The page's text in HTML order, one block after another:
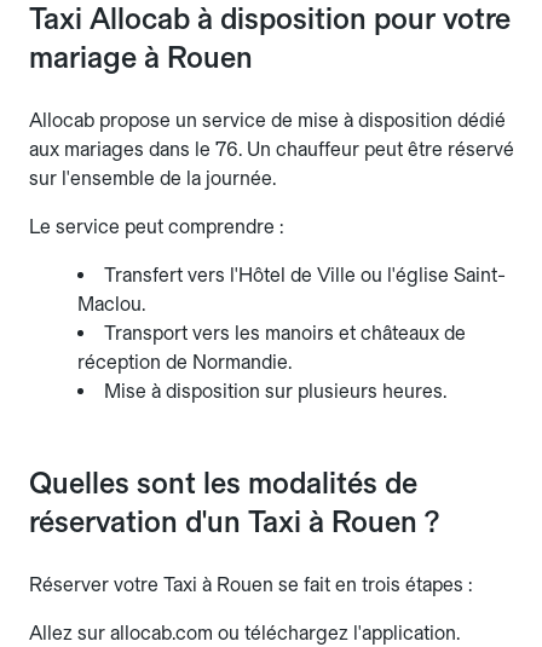
Taxi Allocab à disposition pour votre
mariage à Rouen
Allocab propose un service de mise à disposition dédié
aux mariages dans le 76. Un chauffeur peut être réservé
sur l'ensemble de la journée.
Le service peut comprendre :
Transfert vers l'Hôtel de Ville ou l'église Saint-
Maclou.
Transport vers les manoirs et châteaux de
réception de Normandie.
Mise à disposition sur plusieurs heures.
Quelles sont les modalités de
réservation d'un Taxi à Rouen ?
Réserver votre Taxi à Rouen se fait en trois étapes :
Allez sur allocab.com ou téléchargez l'application.